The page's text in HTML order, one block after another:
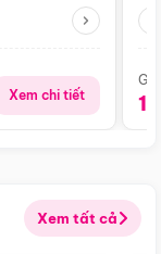
Xem chi tiết
Xem tất cả
Điểm nổi bật